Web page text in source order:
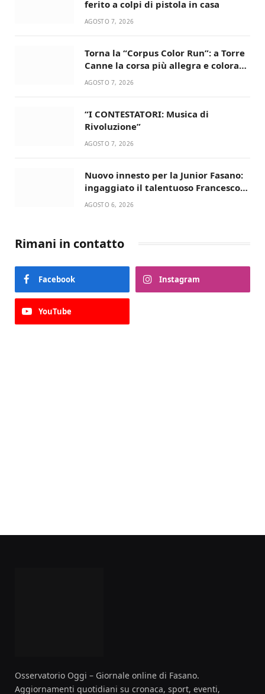
ferito a colpi di pistola in casa
AGOSTO 7, 2026
Torna la “Corpus Color Run”: a Torre
Canne la corsa più allegra e colorata
dell’estate!
AGOSTO 7, 2026
“I CONTESTATORI: Musica di
Rivoluzione”
AGOSTO 7, 2026
Nuovo innesto per la Junior Fasano:
ingaggiato il talentuoso Francesco
Lupo Timini
AGOSTO 6, 2026
Rimani in contatto
Facebook Instagram
YouTube
Osservatorio Oggi – Giornale online di Fasano.
Aggiornamenti quotidiani su cronaca, sport, eventi,